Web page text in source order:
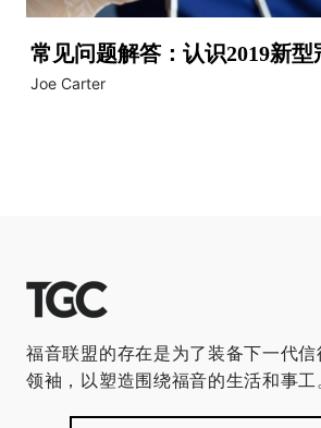
常见问题解答：认识2019新型
Joe Carter
福音联盟的存在是为了装备下一代
领袖，以塑造围绕福音的生活和事工